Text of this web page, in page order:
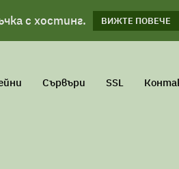
с хостинг. ВИЖТЕ ПОВЕЧЕ
Сървъри SSL